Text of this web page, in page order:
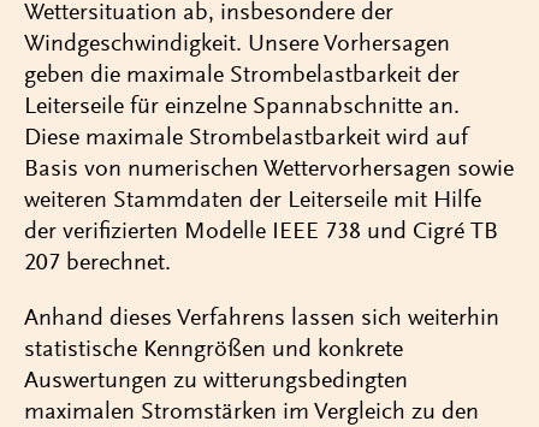
Wettersituation ab, insbesondere der
Windgeschwindigkeit. Unsere Vorhersagen
geben die maximale Strombelastbarkeit der
Leiterseile für einzelne Spannabschnitte an.
Diese maximale Strombelastbarkeit wird auf
Basis von numerischen Wettervorhersagen sowie
weiteren Stammdaten der Leiterseile mit Hilfe
der verifizierten Modelle IEEE 738 und Cigré TB
207 berechnet.
Anhand dieses Verfahrens lassen sich weiterhin
statistische Kenngrößen und konkrete
Auswertungen zu witterungsbedingten
maximalen Stromstärken im Vergleich zu den